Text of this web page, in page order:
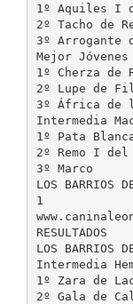
1º Aquiles I
2º Tacho de
3º Arrogante
Mejor Jóvenes
1º Cherza de
2º Lupe de
3º África de
Intermedia
1º Pata
2º Remo I del
3º Marco
LOS BARRIOS
1
RESULTADOS
LOS BARRIOS
Intermedia
1º Zara de
2º Gala de